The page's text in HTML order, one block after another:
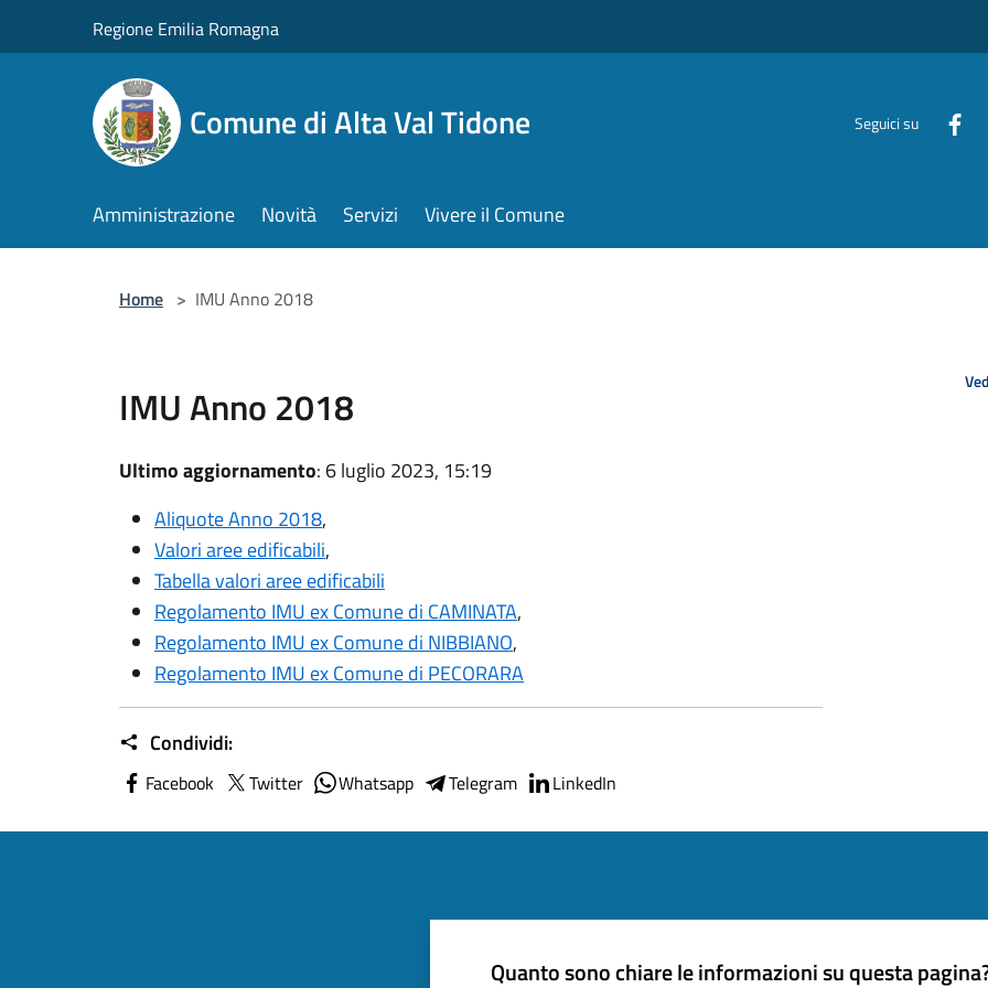
Regione Emilia Romagna
Comune di Alta Val Tidone Seguici su
Amministrazione Novità Servizi Vivere il Comune
Home > IMU Anno 2018
IMU Anno 2018
Ultimo aggiornamento: 6 luglio 2023, 15:19
Aliquote Anno 2018,
Valori aree edificabili,
Tabella valori aree edificabili
Regolamento IMU ex Comune di CAMINATA,
Regolamento IMU ex Comune di NIBBIANO,
Regolamento IMU ex Comune di PECORARA
Condividi:
Facebook Twitter Whatsapp Telegram LinkedIn
Quanto sono chiare le informazioni su questa